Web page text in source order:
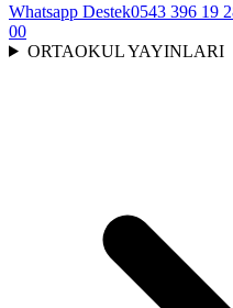
Whatsapp Destek0543 396 19
00
ORTAOKUL YAYINLARI